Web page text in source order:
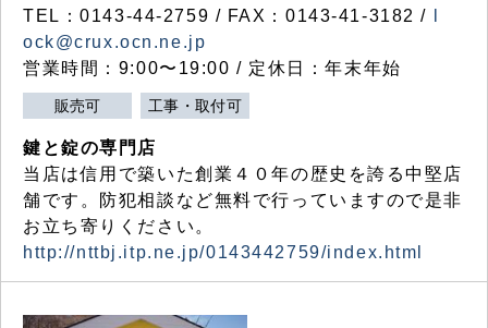
TEL：0143-44-2759 / FAX：0143-41-3182 /
ock@crux.ocn.ne.jp
営業時間：9:00〜19:00 / 定休日：年末年始
販売可 工事・取付可
鍵と錠の専門店
当店は信用で築いた創業４０年の歴史を誇る中堅店
舗です。防犯相談など無料で行っていますので是非
お立ち寄りください。
http://nttbj.itp.ne.jp/0143442759/index.html